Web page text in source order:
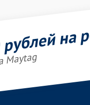
на
Maytag